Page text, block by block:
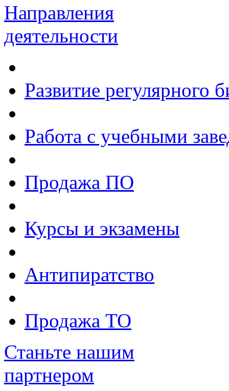
Направления
деятельности
Развитие регулярного
Работа с учебными
Продажа ПО
Курсы и экзамены
Антипиратство
Продажа ТО
Станьте нашим
партнером